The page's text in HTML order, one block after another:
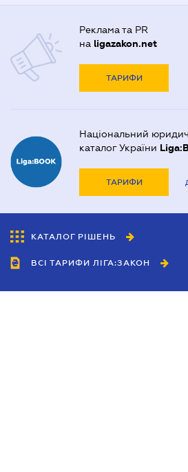
Реклама та PR
на ligazakon.net
ТАРИФИ
Національний
каталог України
ТАРИФИ
КАТАЛОГ РІШЕНЬ
ВСІ ТАРИФИ ЛІГА:ЗАКОН